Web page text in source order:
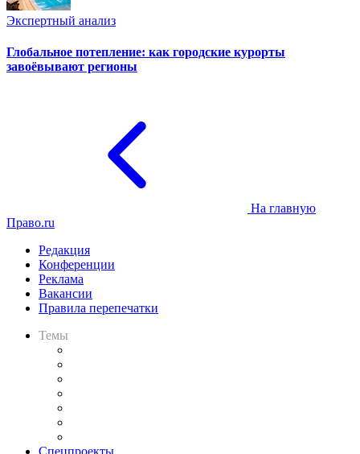
Экспертный анализ
Глобальное потепление: как городские курорты
завоёвывают регионы
На главную
Право.ru
Редакция
Конференции
Реклама
Вакансии
Правила перепечатки
Темы
Спецпроекты